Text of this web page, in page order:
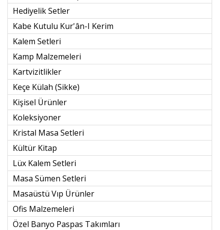
Hediyelik Setler
Kabe Kutulu Kur'ân-I Kerim
Kalem Setleri
Kamp Malzemeleri
Kartvizitlikler
Keçe Külah (sikke)
Kişisel Ürünler
Koleksiyoner
Kristal Masa Setleri
Kültür Kitap
Lüx Kalem Setleri
Masa Sümen Setleri
Masaüstü Vıp Ürünler
Ofis Malzemeleri
Özel Banyo Paspas Takımları